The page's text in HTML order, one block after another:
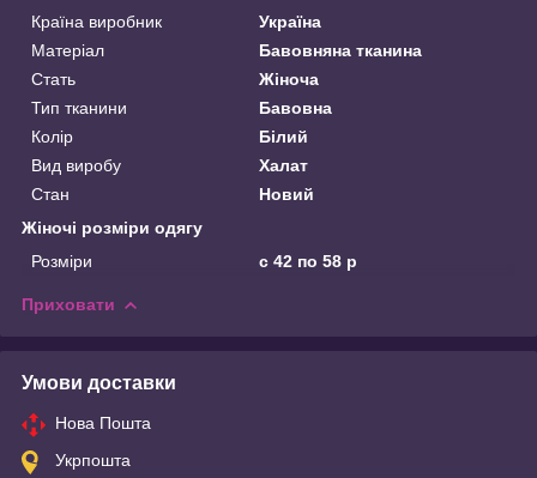
Країна виробник
Україна
Матеріал
Бавовняна тканина
Стать
Жіноча
Тип тканини
Бавовна
Колір
Білий
Вид виробу
Халат
Стан
Новий
Жіночі розміри одягу
Розміри
с 42 по 58 р
Приховати
Умови доставки
Нова Пошта
Укрпошта